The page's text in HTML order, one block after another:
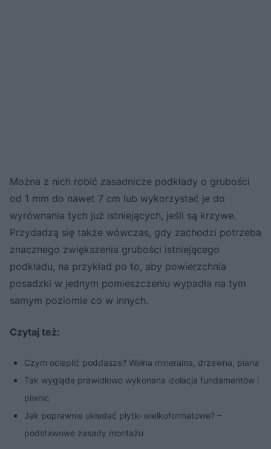
Można z nich robić zasadnicze podkłady o grubości
od 1 mm do nawet 7 cm lub wykorzystać je do
wyrównania tych już istniejących, jeśli są krzywe.
Przydadzą się także wówczas, gdy zachodzi potrzeba
znacznego zwiększenia grubości istniejącego
podkładu, na przykład po to, aby powierzchnia
posadzki w jednym pomieszczeniu wypadła na tym
samym poziomie co w innych.
Czytaj też:
Czym ocieplić poddasze? Wełna mineralna, drzewna, piana
Tak wygląda prawidłowo wykonana izolacja fundamentów i
piwnic
Jak poprawnie układać płytki wielkoformatowe? –
podstawowe zasady montażu